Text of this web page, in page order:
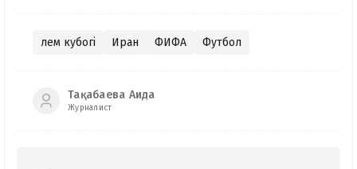
Әлем кубогі Иран ФИФА Футбол
Тақабаева Аида
Журналист